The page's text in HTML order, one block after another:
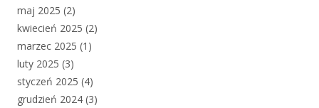
maj 2025 (2)
kwiecień 2025 (2)
marzec 2025 (1)
luty 2025 (3)
styczeń 2025 (4)
grudzień 2024 (3)